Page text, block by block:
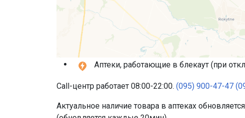
Аптеки, работающие в блекаут (при
Call-центр работает 08:00-22:00. (095) 900-47-47
Актуальное наличие товара в аптеках